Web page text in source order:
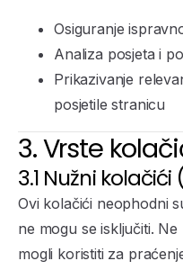
Osiguranje
Analiza posjeta i
Prikazivanje
posjetile stranicu
3. Vrste
3.1 Nužni
Ovi kolačići neophodni
ne mogu se isključiti.
mogli koristiti za